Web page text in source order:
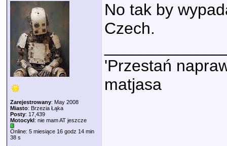
Zarejestrowany: May 2008
Miasto: Brzezia Łąka
Posty: 17,439
Motocykl: nie mam AT jeszcze
Online: 5 miesiące 16 godz 14 min
38 s
No tak by
Czech.
'Przestań
matjasa